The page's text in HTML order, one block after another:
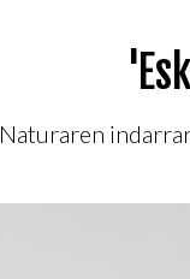
Naturaren